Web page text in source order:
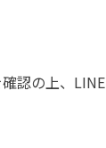
認の上、